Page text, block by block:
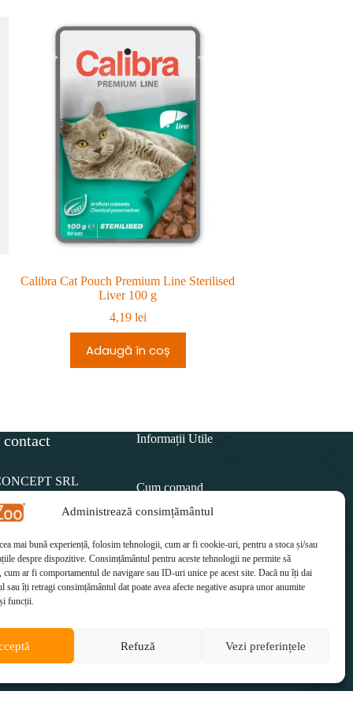
Administrează consimțământul
mai bună experiență, folosim tehnologii, cum ar fi cookie-uri, pentru a stoca și/sau
despre dispozitive. Consimțământul pentru aceste tehnologii ne permite să
cum ar fi comportamentul de navigare sau ID-uri unice pe acest site. Dacă nu îți dai
sau îți retragi consimțământul dat poate avea afecte negative asupra unor anumite
funcții.
Refuză Vezi preferințele
Calibra Cat Pouch Premium Line Sterilised
Liver 100 g
4,19 lei
Adaugă în coș
SRL
812
Informații Utile
Cum comand
Politica de retur
Cum plătesc
Cum se livrează